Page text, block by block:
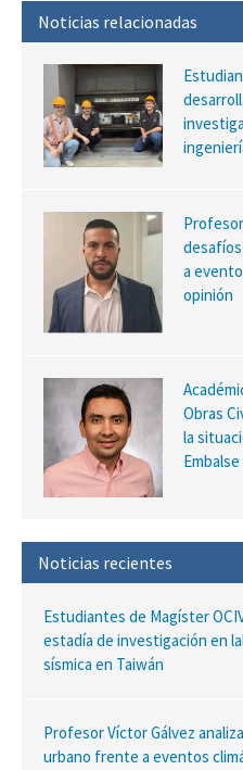
Noticias relacionadas
a
opinión
Obras
la
Noticias recientes
Estudiantes de Magíster
estadía de investigación en
sísmica en Taiwán
Profesor Víctor Gálvez
urbano frente a eventos